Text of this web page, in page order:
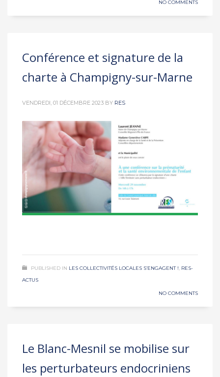
NO COMMENTS
Conférence et signature de la
charte à Champigny-sur-Marne
VENDREDI, 01 DÉCEMBRE 2023 BY RES
PUBLISHED IN LES COLLECTIVITÉS LOCALES S’ENGAGENT !, RES-
ACTUS
NO COMMENTS
Le Blanc-Mesnil se mobilise sur
les perturbateurs endocriniens